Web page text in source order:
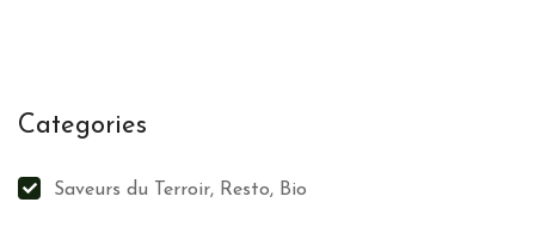
Categories
Saveurs du Terroir, Resto, Bio